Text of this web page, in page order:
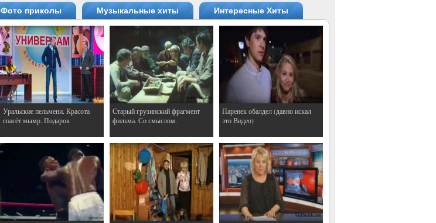
Фото приколы Музыкальные хиты Интересные Хиты
Уральские пельмени. Красота
спасёт мымр. Подарок
Старый грузинский фрагмент
фильма. Со смыслом.
Паренек обалдел (давно искал
это Видео)